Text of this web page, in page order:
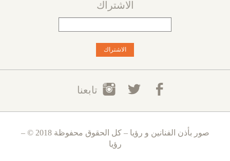
الاشتراك
تابعنا
صور بأذن الفنانين و رؤيا – كل الحقوق محفوظة 2018 © –
رؤيا